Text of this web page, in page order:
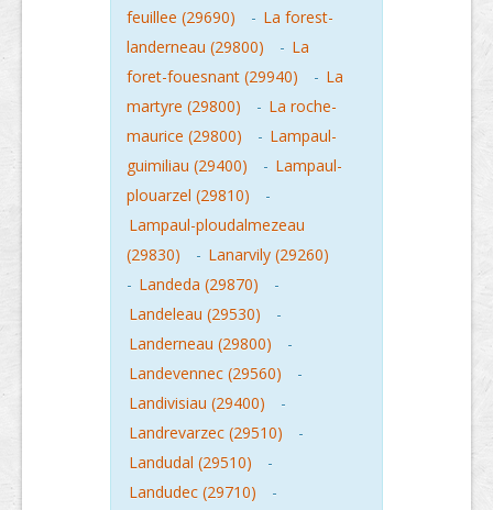
feuillee (29690)
- La forest-
landerneau (29800)
- La
foret-fouesnant (29940)
- La
martyre (29800)
- La roche-
maurice (29800)
- Lampaul-
guimiliau (29400)
- Lampaul-
plouarzel (29810)
-
Lampaul-ploudalmezeau
(29830)
- Lanarvily (29260)
- Landeda (29870)
-
Landeleau (29530)
-
Landerneau (29800)
-
Landevennec (29560)
-
Landivisiau (29400)
-
Landrevarzec (29510)
-
Landudal (29510)
-
Landudec (29710)
-